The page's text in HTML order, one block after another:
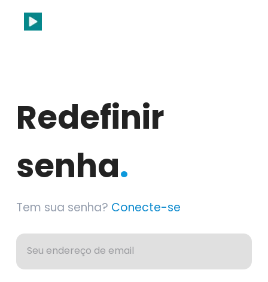
Redefinir
senha.
Tem sua senha? Conecte-se
Seu endereço de email